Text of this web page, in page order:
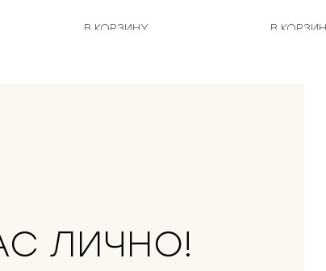
В КОРЗИНУ В
ЛИЧНО!